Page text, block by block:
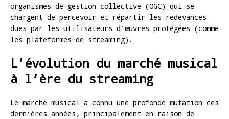
organismes de gestion collective (OGC) qui se
chargent de percevoir et répartir les redevances
dues par les utilisateurs d’œuvres protégées (comme
les plateformes de streaming).
L’évolution du marché musical
à l’ère du streaming
Le marché musical a connu une profonde mutation ces
dernières années, principalement en raison de